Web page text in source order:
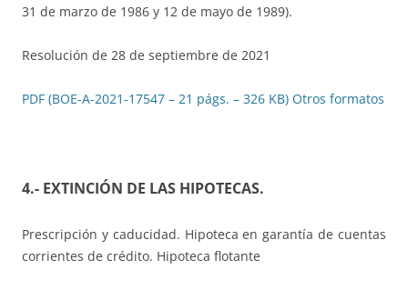
31 de marzo de 1986 y 12 de mayo de 1989).
Resolución de 28 de septiembre de 2021
PDF (BOE-A-2021-17547 – 21 págs. – 326 KB) Otros formatos
4.- EXTINCIÓN DE LAS HIPOTECAS.
Prescripción y caducidad. Hipoteca en garantía de cuentas
corrientes de crédito. Hipoteca flotante